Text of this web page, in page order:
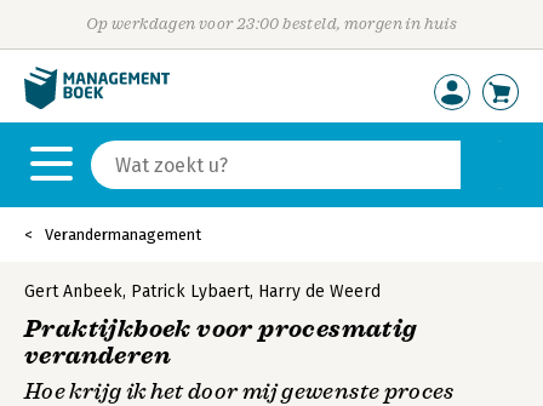
Op werkdagen voor 23:00 besteld, morgen in huis
Verandermanagement
Gert Anbeek, Patrick Lybaert, Harry de Weerd
Praktijkboek voor procesmatig
veranderen
Hoe krijg ik het door mij gewenste proces